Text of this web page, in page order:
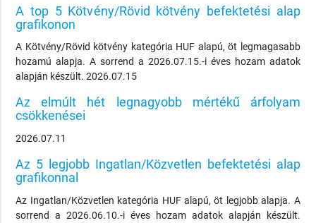
A top 5 Kötvény/Rövid kötvény befektetési alap
grafikonon
A Kötvény/Rövid kötvény kategória HUF alapú, öt legmagasabb
hozamú alapja. A sorrend a 2026.07.15.-i éves hozam adatok
alapján készült. 2026.07.15
Az elmúlt hét legnagyobb mértékű árfolyam
csökkenései
2026.07.11
Az 5 legjobb Ingatlan/Közvetlen befektetési alap
grafikonnal
Az Ingatlan/Közvetlen kategória HUF alapú, öt legjobb alapja. A
sorrend a 2026.06.10.-i éves hozam adatok alapján készült.